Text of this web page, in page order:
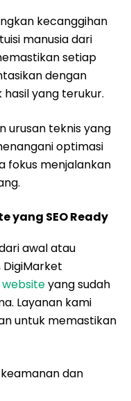
kecanggihan
manusia dari
setiap
dengan
yang terukur.
urusan teknis yang
optimasi
fokus menjalankan
yang SEO Ready
awal atau
yang sudah
Layanan kami
untuk memastikan
dan